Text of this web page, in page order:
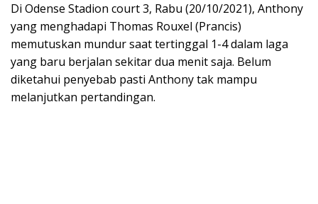
Di Odense Stadion court 3, Rabu (20/10/2021), Anthony
yang menghadapi Thomas Rouxel (Prancis)
memutuskan mundur saat tertinggal 1-4 dalam laga
yang baru berjalan sekitar dua menit saja. Belum
diketahui penyebab pasti Anthony tak mampu
melanjutkan pertandingan.